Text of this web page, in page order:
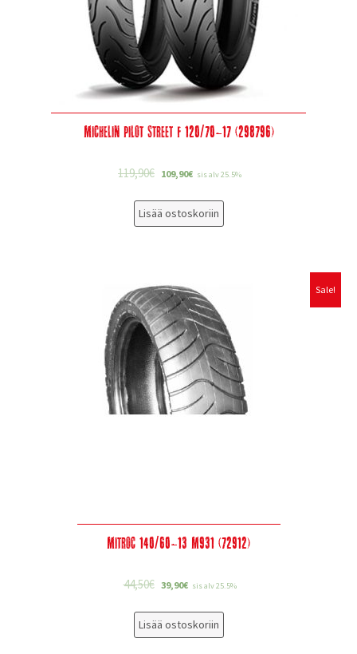
Michelin Pilot Street F 120/70-17 (298796)
119,90€ 109,90€ sis alv 25.5%
Lisää ostoskoriin
Sale!
Mitroc 140/60-13 M931 (72912)
44,50€ 39,90€ sis alv 25.5%
Lisää ostoskoriin